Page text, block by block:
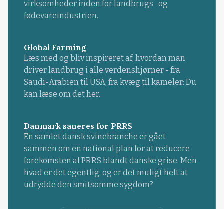
virksomheder inden for landbrugs- og
fødevareindustrien.
Global Farming
Læs med og bliv inspireret af, hvordan man
driver landbrug i alle verdenshjørner - fra
Saudi-Arabien til USA, fra kvæg til kameler: Du
kan læse om det her.
Danmark saneres for PRRS
En samlet dansk svinebranche er gået
sammen om en national plan for at reducere
forekomsten af PRRS blandt danske grise. Men
hvad er det egentlig, og er det muligt helt at
udrydde den smitsomme sygdom?